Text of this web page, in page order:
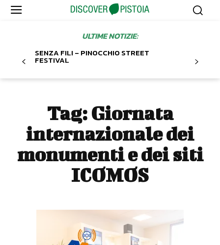
ULTIME NOTIZIE:
SENZA FILI – PINOCCHIO STREET
FESTIVAL
Tag: Giornata
internazionale dei
monumenti e dei siti
ICOMOS